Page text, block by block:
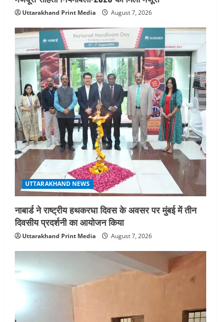
Uttarakhand Print Media August 7, 2026
UTTARAKHAND NEWS
नाबार्ड ने राष्ट्रीय हथकरघा दिवस के अवसर पर मुंबई में तीन
दिवसीय प्रदर्शनी का आयोजन किया
Uttarakhand Print Media August 7, 2026